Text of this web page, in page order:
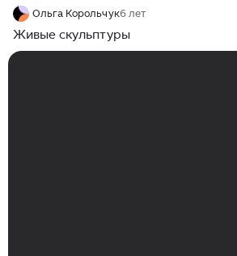
Ольга Корольчук6 лет
Живые скульптуры